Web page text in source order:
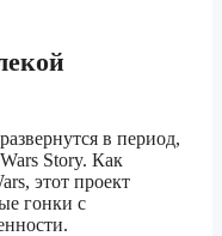
в период,
Story. Как
этот проект
гонки с